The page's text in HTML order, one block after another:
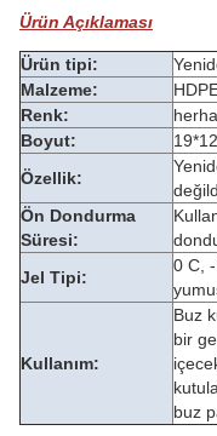
Ürün Açıklaması
Ürün tipi:
Malzeme:
Renk:
Boyut:
Özellik:
Ön Dondurma
Süresi:
Jel Tipi:
0 C,
Kullanım:
Buz
bir
buz